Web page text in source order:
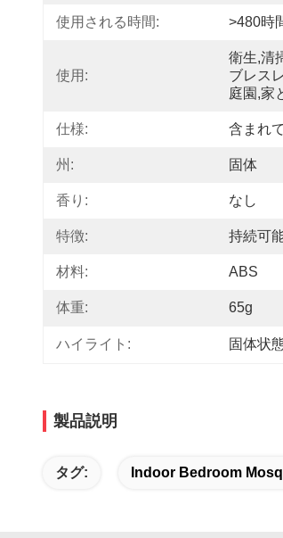
使用される時間: >480時
使用:
衛生,清
ブレス
庭園,家
仕様: 含まれ
州: 固体
香り: なし
特徴: 持続可
材料: ABS
体重: 65g
ハイライト: 固体状
製品説明
タグ: Indoor Bedroom